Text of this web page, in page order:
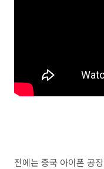
전에는 중국 아이폰 공